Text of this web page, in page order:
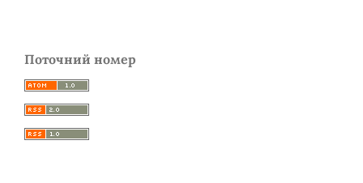
Поточний номер